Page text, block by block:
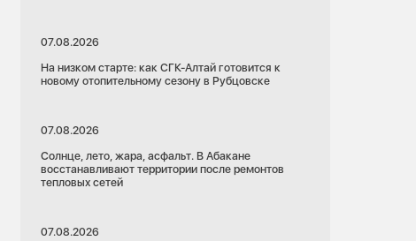
07.08.2026
На низком старте: как СГК-Алтай готовится к
новому отопительному сезону в Рубцовске
07.08.2026
Солнце, лето, жара, асфальт. В Абакане
восстанавливают территории после ремонтов
тепловых сетей
07.08.2026